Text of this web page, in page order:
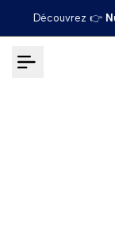
Passer
Découvrez 👉